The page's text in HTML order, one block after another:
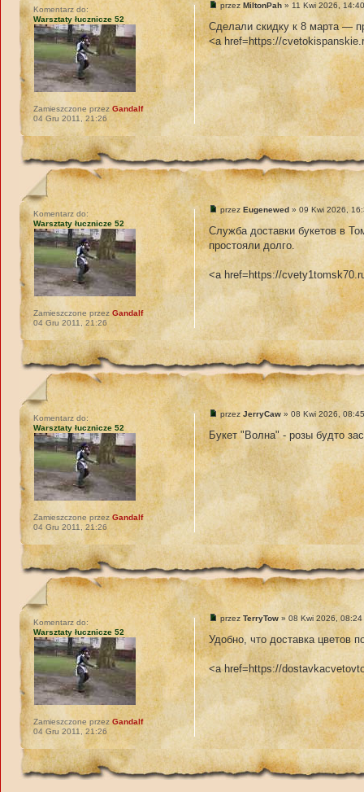
przezMiltonPah » 11 Kwi 2026,
Сделали скидку к 8 марта —
<a href=https://
Komentarz do:
Warsztaty łucznicze 52
Zamieszczone przezGandalf
04 Gru 2011, 21:26
przezEugenewed » 09 Kwi 2026,
Служба доставки букетов в
простояли долго.
<a href=https://
Komentarz do:
Warsztaty łucznicze 52
Zamieszczone przezGandalf
04 Gru 2011, 21:26
przezJerryCaw » 08 Kwi 2026,
Букет "Волна" - розы будто
Komentarz do:
Warsztaty łucznicze 52
Zamieszczone przezGandalf
04 Gru 2011, 21:26
przezTerryTow » 08 Kwi 2026, 08:24
Удобно, что доставка цветов
<a href=https://
Komentarz do:
Warsztaty łucznicze 52
Zamieszczone przezGandalf
04 Gru 2011, 21:26